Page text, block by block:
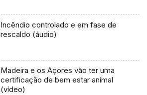
Incêndio controlado e em fase de
rescaldo (áudio)
Madeira e os Açores vão ter uma
certificação de bem estar animal
(vídeo)